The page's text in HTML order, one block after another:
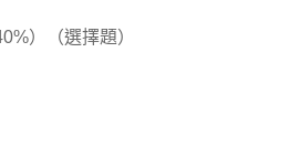
）（選擇題）